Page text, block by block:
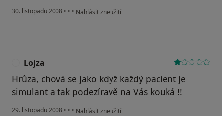
30. listopadu 2008 • • • podle názoru uživatele Mates
Nahlásit zneužití
Lojza
Hrůza, chová se jako když každý pacient je
simulant a tak podezíravě na Vás kouká !!
29. listopadu 2008 • • • podle názoru uživatele Lojza
Nahlásit zneužití